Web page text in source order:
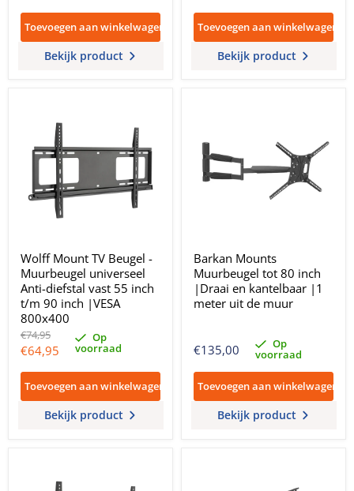
Toevoegen aan winkelwagen
Bekijk product
Toevoegen aan winkelwagen
Bekijk product
Wolff Mount TV Beugel -
Muurbeugel universeel
Anti-diefstal vast 55 inch
t/m 90 inch |VESA
800x400
Oorspronkelijke
prijs
€74,95
Huidige
prijs
€64,95
Op
voorraad
Toevoegen aan winkelwagen
Bekijk product
Barkan Mounts
Muurbeugel tot 80 inch
|Draai en kantelbaar |1
meter uit de muur
€135,00 Op
voorraad
Toevoegen aan winkelwagen
Bekijk product